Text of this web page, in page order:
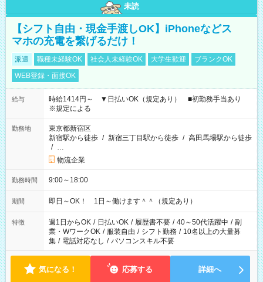
未読
【シフト自由・現金手渡しOK】iPhoneなどス
マホの充電を繋げるだけ！
派遣 職種未経験OK 社会人未経験OK 大学生歓迎
ブランクOK
WEB登録・面接OK
給与
時給1414円～ ▼日払いOK（規定あり） ■初勤務手当あり
※規定による
勤務地
東京都新宿区
新宿駅から徒歩 / 新宿三丁目駅から徒歩 / 高田馬場駅から徒歩
/ …
物流企業
勤務時間 9:00～18:00
期間 即日～OK！ 1日～働けます＾＾（規定あり）
特徴 週1日からOK / 日払いOK / 履歴書不要 / 40～50代活躍中 / 副
業・WワークOK / 服装自由 / シフト勤務 / 10名以上の大量募
集 / 電話対応なし / パソコンスキル不要
気になる！ 応募する 詳細へ